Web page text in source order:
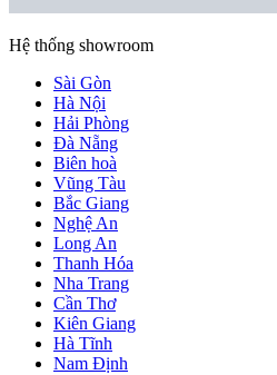
Hệ thống showroom
Sài Gòn
Hà Nội
Hải Phòng
Đà Nẵng
Biên hoà
Vũng Tàu
Bắc Giang
Nghệ An
Long An
Thanh Hóa
Nha Trang
Cần Thơ
Kiên Giang
Hà Tĩnh
Nam Định